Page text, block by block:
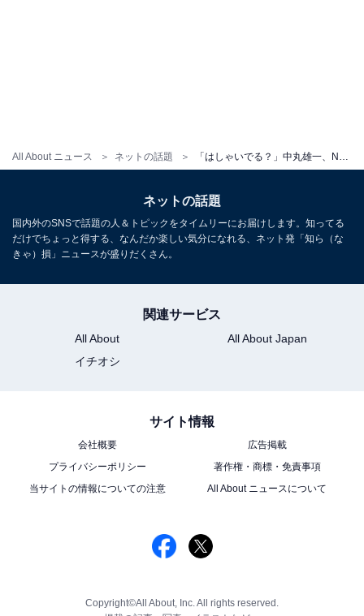
All About ニュース ネットの話題 「はしゃいでる？」中丸雄一、NEWS・小山慶一郎とのツーショットを披露！ 「かっわいい写真」
ネットの話題
国内外のSNSで話題の人＆トピックをタイムリーにお届けします。知ってる
だけでちょっと得する、なんだか楽しい気分になれる、ネット発「知ら（な
きゃ）損」ニュースが盛りだくさん。
関連サービス
All About
All About Japan
イチオシ
サイト情報
会社概要
広告掲載
プライバシーポリシー
著作権・商標・免責事項
当サイトの情報についての注意
All About ニュースについて
Copyright©All About, Inc. All rights reserved.